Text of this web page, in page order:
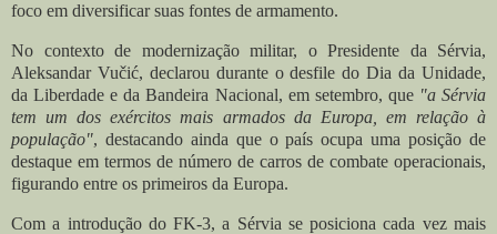
foco em diversificar suas fontes de armamento.
No contexto de modernização militar, o Presidente da Sérvia,
Aleksandar Vučić, declarou durante o desfile do Dia da Unidade,
da Liberdade e da Bandeira Nacional, em setembro, que "a Sérvia
tem um dos exércitos mais armados da Europa, em relação à
população", destacando ainda que o país ocupa uma posição de
destaque em termos de número de carros de combate operacionais,
figurando entre os primeiros da Europa.
Com a introdução do FK-3, a Sérvia se posiciona cada vez mais